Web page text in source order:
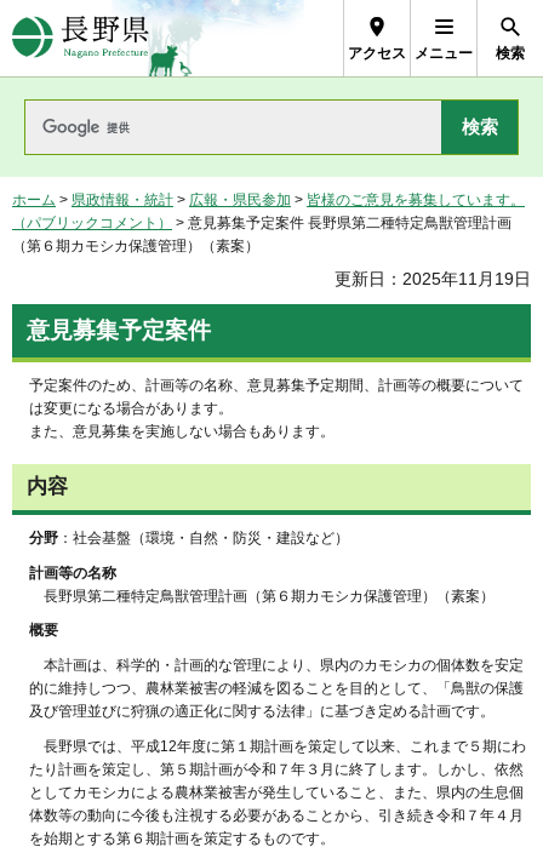
長野県Nagano Prefecture
アクセス メニュー 検索
ホーム > 県政情報・統計 > 広報・県民参加 > 皆様のご意見を募集しています。
（パブリックコメント）
> 意見募集予定案件 長野県第二種特定鳥獣管理計画
（第６期カモシカ保護管理）（素案）
更新日：2025年11月19日
意見募集予定案件
予定案件のため、計画等の名称、意見募集予定期間、計画等の概要について
は変更になる場合があります。
また、意見募集を実施しない場合もあります。
内容
分野 ：社会基盤（環境・自然・防災・建設など）
計画等の名称
長野県第二種特定鳥獣管理計画（第６期カモシカ保護管理）（素案）
概要
本計画は、科学的・計画的な管理により、県内のカモシカの個体数を安定
的に維持しつつ、農林業被害の軽減を図ることを目的として、「鳥獣の保護
及び管理並びに狩猟の適正化に関する法律」に基づき定める計画です。
長野県では、平成12年度に第１期計画を策定して以来、これまで５期にわ
たり計画を策定し、第５期計画が令和７年３月に終了します。しかし、依然
としてカモシカによる農林業被害が発生していること、また、県内の生息個
体数等の動向に今後も注視する必要があることから、引き続き令和７年４月
を始期とする第６期計画を策定するものです。